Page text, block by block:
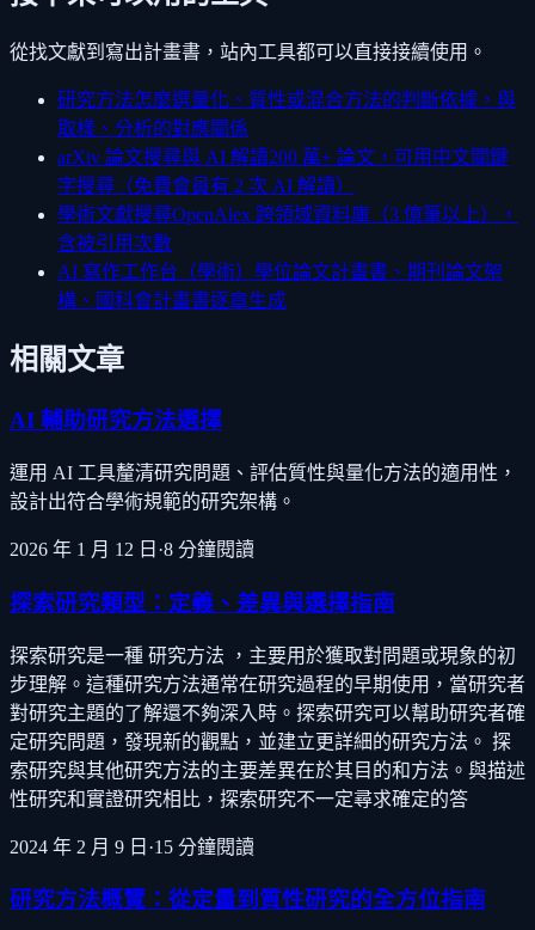
從找文獻到寫出計畫書，站內工具都可以直接接續使用。
研究方法怎麼選量化、質性或混合方法的判斷依據，與
取樣、分析的對應關係
arXiv 論文搜尋與 AI 解讀200 萬+ 論文，可用中文關鍵
字搜尋（免費會員有 2 次 AI 解讀）
學術文獻搜尋OpenAlex 跨領域資料庫（3 億筆以上），
含被引用次數
AI 寫作工作台（學術） 學位論文計畫書、期刊論文架
構、國科會計畫書逐章生成
相關文章
AI 輔助研究方法選擇
運用 AI 工具釐清研究問題、評估質性與量化方法的適用性，
設計出符合學術規範的研究架構。
2026 年 1 月 12 日 ·8 分鐘閱讀
探索研究類型：定義、差異與選擇指南
探索研究是一種 研究方法 ，主要用於獲取對問題或現象的初
步理解。這種研究方法通常在研究過程的早期使用，當研究者
對研究主題的了解還不夠深入時。探索研究可以幫助研究者確
定研究問題，發現新的觀點，並建立更詳細的研究方法。 探
索研究與其他研究方法的主要差異在於其目的和方法。與描述
性研究和實證研究相比，探索研究不一定尋求確定的答
2024 年 2 月 9 日 ·15 分鐘閱讀
研究方法概覽：從定量到質性研究的全方位指南